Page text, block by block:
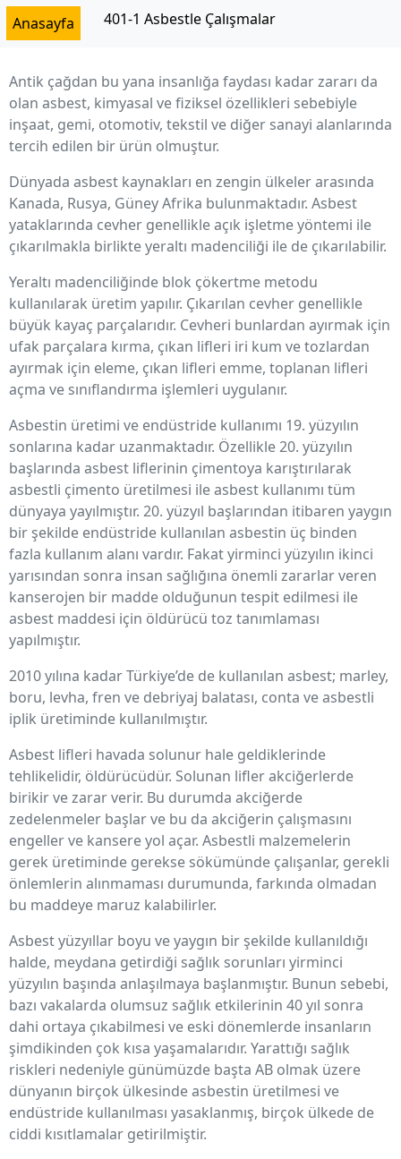
İçeriğe
geçAnasayfa 401-1 Asbestle Çalışmalar
Antik çağdan bu yana insanlığa faydası kadar zararı da
olan asbest, kimyasal ve fiziksel özellikleri sebebiyle
inşaat, gemi, otomotiv, tekstil ve diğer sanayi alanlarında
tercih edilen bir ürün olmuştur.
Dünyada asbest kaynakları en zengin ülkeler arasında
Kanada, Rusya, Güney Afrika bulunmaktadır. Asbest
yataklarında cevher genellikle açık işletme yöntemi ile
çıkarılmakla birlikte yeraltı madenciliği ile de çıkarılabilir.
Yeraltı madenciliğinde blok çökertme metodu
kullanılarak üretim yapılır. Çıkarılan cevher genellikle
büyük kayaç parçalarıdır. Cevheri bunlardan ayırmak için
ufak parçalara kırma, çıkan lifleri iri kum ve tozlardan
ayırmak için eleme, çıkan lifleri emme, toplanan lifleri
açma ve sınıflandırma işlemleri uygulanır.
Asbestin üretimi ve endüstride kullanımı 19. yüzyılın
sonlarına kadar uzanmaktadır. Özellikle 20. yüzyılın
başlarında asbest liflerinin çimentoya karıştırılarak
asbestli çimento üretilmesi ile asbest kullanımı tüm
dünyaya yayılmıştır. 20. yüzyıl başlarından itibaren yaygın
bir şekilde endüstride kullanılan asbestin üç binden
fazla kullanım alanı vardır. Fakat yirminci yüzyılın ikinci
yarısından sonra insan sağlığına önemli zararlar veren
kanserojen bir madde olduğunun tespit edilmesi ile
asbest maddesi için öldürücü toz tanımlaması
yapılmıştır.
2010 yılına kadar Türkiye’de de kullanılan asbest; marley,
boru, levha, fren ve debriyaj balatası, conta ve asbestli
iplik üretiminde kullanılmıştır.
Asbest lifleri havada solunur hale geldiklerinde
tehlikelidir, öldürücüdür. Solunan lifler akciğerlerde
birikir ve zarar verir. Bu durumda akciğerde
zedelenmeler başlar ve bu da akciğerin çalışmasını
engeller ve kansere yol açar. Asbestli malzemelerin
gerek üretiminde gerekse sökümünde çalışanlar, gerekli
önlemlerin alınmaması durumunda, farkında olmadan
bu maddeye maruz kalabilirler.
Asbest yüzyıllar boyu ve yaygın bir şekilde kullanıldığı
halde, meydana getirdiği sağlık sorunları yirminci
yüzyılın başında anlaşılmaya başlanmıştır. Bunun sebebi,
bazı vakalarda olumsuz sağlık etkilerinin 40 yıl sonra
dahi ortaya çıkabilmesi ve eski dönemlerde insanların
şimdikinden çok kısa yaşamalarıdır. Yarattığı sağlık
riskleri nedeniyle günümüzde başta AB olmak üzere
dünyanın birçok ülkesinde asbestin üretilmesi ve
endüstride kullanılması yasaklanmış, birçok ülkede de
ciddi kısıtlamalar getirilmiştir.